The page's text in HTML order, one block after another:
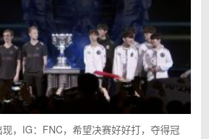
，IG：FNC，希望决赛好好打，夺得冠